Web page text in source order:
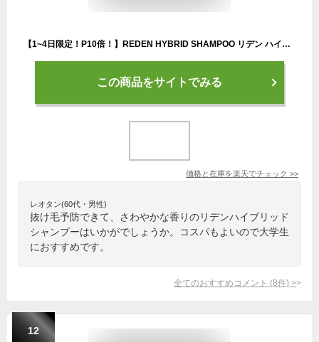
【1~4日限定！P10倍！】REDEN HYBRID SHAMPOO リデン ハイブリッドシャンプー 500ml メンズ 男性用 シャンプー スカルプ 薬用シャンプー フケ 薄毛 頭皮ケア 抜け毛 臭い 爽やか オイリー メンズシャンプー 加齢臭 脂性肌 乾燥肌 リンスインシャンプー いい香り コスパ
この商品をサイトでみる
価格と在庫を楽天でチェック >>
レオタン(60代・男性)
抜け毛予防できて、さわやかな香りのリデンハイブリッド
シャンプーはいかがでしょうか。コスパもよいので大学生
におすすめです。
全てのおすすめコメント (8件) >
12